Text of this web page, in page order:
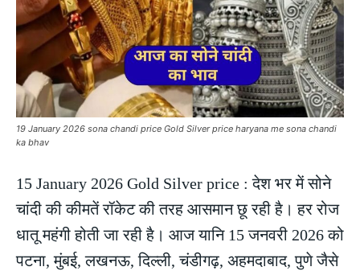
19 January 2026 sona chandi price Gold Silver price haryana me sona chandi
ka bhav
15 January 2026 Gold Silver price : देश भर में सोने
चांदी की कीमतें रॉकेट की तरह आसमान छू रही है। हर रोज
धातू महंगी होती जा रही है। आज यानि 15 जनवरी 2026 को
पटना, मुंबई, लखनऊ, दिल्ली, चंडीगढ़, अहमदाबाद, पुणे जैसे